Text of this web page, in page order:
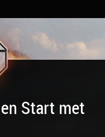
Start met